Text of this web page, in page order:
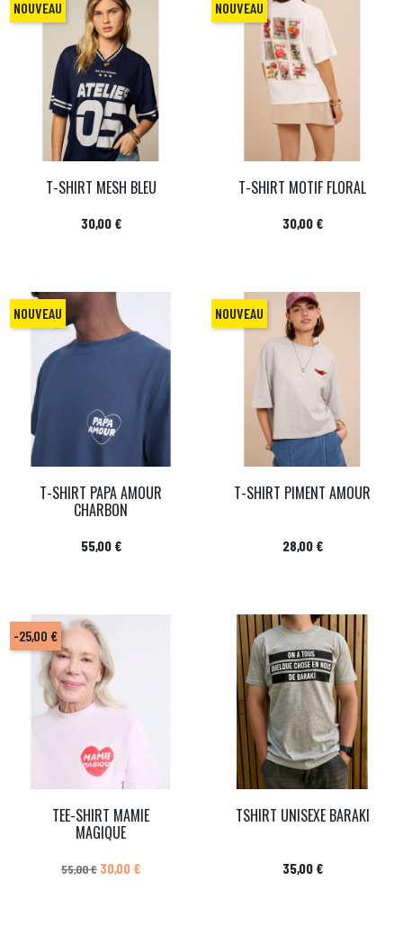
T-SHIRT MESH BLEU
Prix
30,00 €
NOUVEAU
T-SHIRT MOTIF FLORAL
Prix
30,00 €
NOUVEAU
T-SHIRT PAPA AMOUR
CHARBON
Prix
55,00 €
NOUVEAU
T-SHIRT PIMENT AMOUR
Prix
28,00 €
NOUVEAU
TEE-SHIRT MAMIE
MAGIQUE
Prix de base
55,00 € Prix
30,00 €
-25,00 €
TSHIRT UNISEXE BARAKI
Prix
35,00 €